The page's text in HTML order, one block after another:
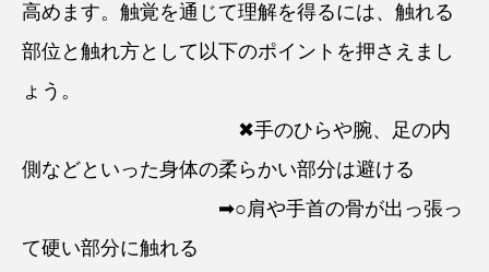
高めます。触覚を通じて理解を得るには、触れる
部位と触れ方として以下のポイントを押さえまし
ょう。
✖手のひらや腕、足の内
側などといった身体の柔らかい部分は避ける
➡○肩や手首の骨が出っ張っ
て硬い部分に触れる